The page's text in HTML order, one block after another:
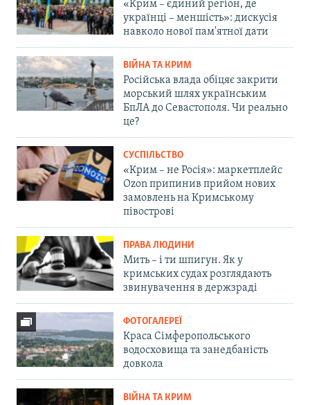
«Крим – єдиний регіон, де
українці – меншість»: дискусія
навколо нової пам'ятної дати
ВІЙНА ТА КРИМ
Російська влада обіцяє закрити
морський шлях українським
БпЛА до Севастополя. Чи реально
це?
СУСПІЛЬСТВО
«Крим – не Росія»: маркетплейс
Ozon припинив прийом нових
замовлень на Кримському
півострові
ПРАВА ЛЮДИНИ
Мить – і ти шпигун. Як у
кримських судах розглядають
звинувачення в держзраді
ФОТОГАЛЕРЕЇ
Краса Сімферопольського
водосховища та занедбаність
довкола
ВІЙНА ТА КРИМ